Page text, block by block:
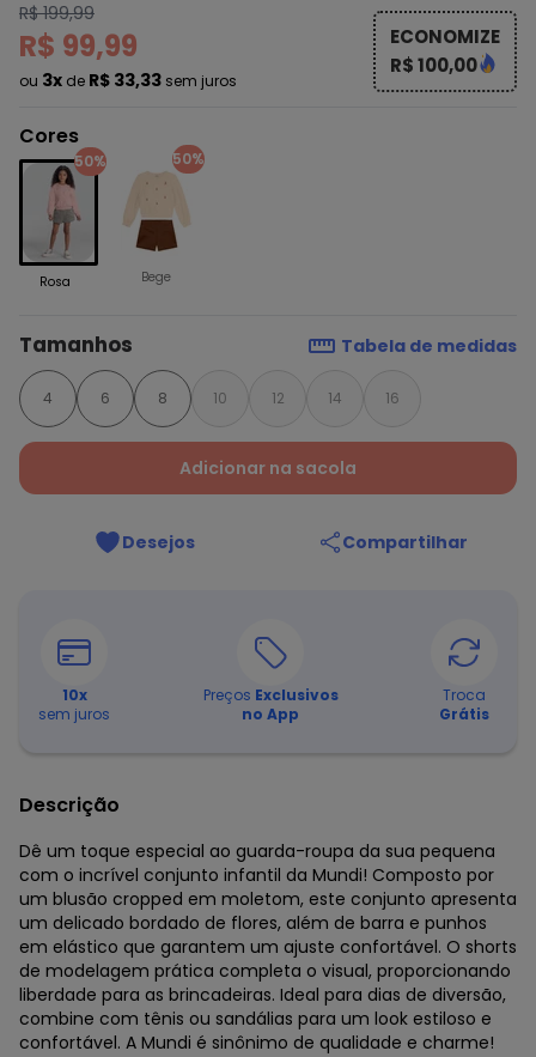
R$ 199,99
R$ 99,99
ou 3x de R$ 33,33 sem juros
ECONOMIZE
R$ 100,00
Cores
50%
Rosa
50%
Bege
Tamanhos Tabela de medidas
4 6 8 10 12 14 16
Adicionar na sacola
Desejos Compartilhar
10x
sem juros
Preços Exclusivos
no App
Troca
Grátis
Descrição
Dê um toque especial ao guarda-roupa da sua pequena
com o incrível conjunto infantil da Mundi! Composto por
um blusão cropped em moletom, este conjunto apresenta
um delicado bordado de flores, além de barra e punhos
em elástico que garantem um ajuste confortável. O shorts
de modelagem prática completa o visual, proporcionando
liberdade para as brincadeiras. Ideal para dias de diversão,
combine com tênis ou sandálias para um look estiloso e
confortável. A Mundi é sinônimo de qualidade e charme!